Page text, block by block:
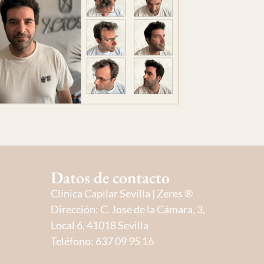
Datos de contacto
Clínica Capilar Sevilla | Zeres ®
Dirección: C. José de la Cámara, 3,
Local 6, 41018 Sevilla
Teléfono: 637 09 95 16